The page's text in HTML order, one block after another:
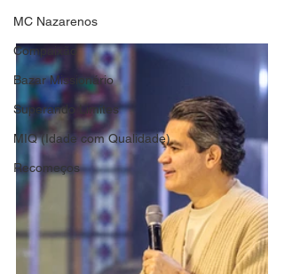
MC Nazarenos
Compaixão
Bazar Missionário
Superando Limites
MIQ (Idade com Qualidade)
Recomeços